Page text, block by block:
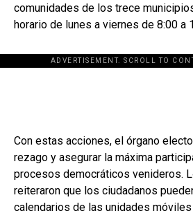
comunidades de los trece
horario de lunes a viernes de 8:00 a
ADVERTISEMENT. SCROLL TO
Con estas acciones, el órgano
rezago y asegurar la máxima
procesos democráticos venideros.
reiteraron que los ciudadanos
calendarios de las unidades